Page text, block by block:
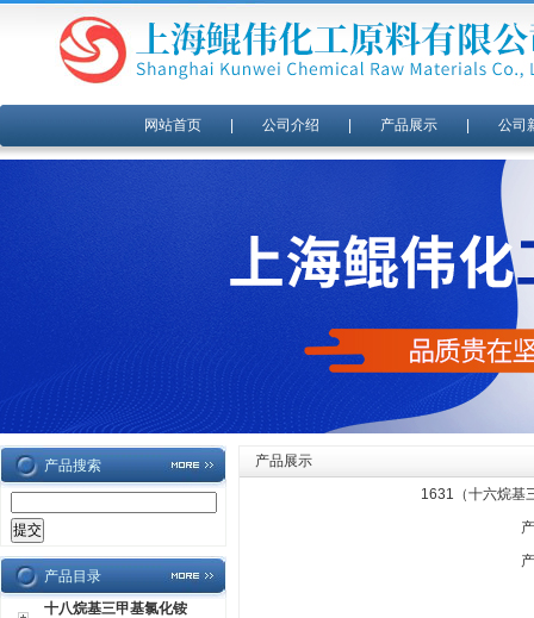
网站首页| 公司介绍 产品展示| 公司
产品搜索
产品目录
十八烷基三甲基氯化铵
产品展示
1631（十六烷基